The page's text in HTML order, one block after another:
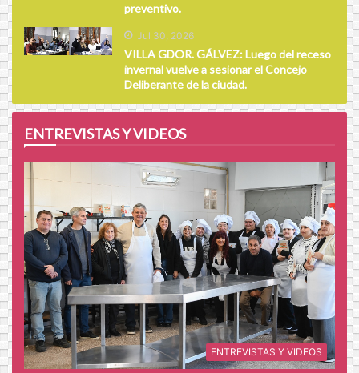
preventivo.
Jul 30, 2026
VILLA GDOR. GÁLVEZ: Luego del receso
invernal vuelve a sesionar el Concejo
Deliberante de la ciudad.
ENTREVISTAS Y VIDEOS
ENTREVISTAS Y VIDEOS